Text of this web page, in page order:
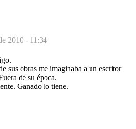
2010 - 11:34
sus obras me imaginaba a un escritor
de su época.
Ganado lo tiene.